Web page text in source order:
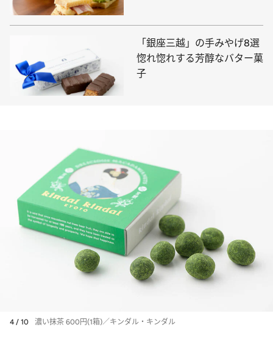
「銀座三越」の手みやげ8選
惚れ惚れする芳醇なバター菓
子
4 / 10 濃い抹茶 600円(1箱)／キンダル・キンダル